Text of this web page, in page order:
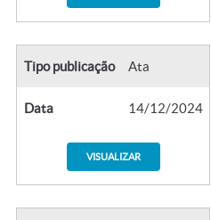
Tipo publicação Ata
Data 14/12/2024
VISUALIZAR